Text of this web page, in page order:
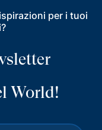
per i tuoi
World!